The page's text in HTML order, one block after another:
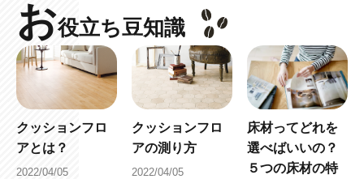
お役立ち豆知識
クッションフロ
アとは？
2022/04/05
クッションフロ
アの測り方
2022/04/05
床材ってどれを
選べばいいの？
５つの床材の特